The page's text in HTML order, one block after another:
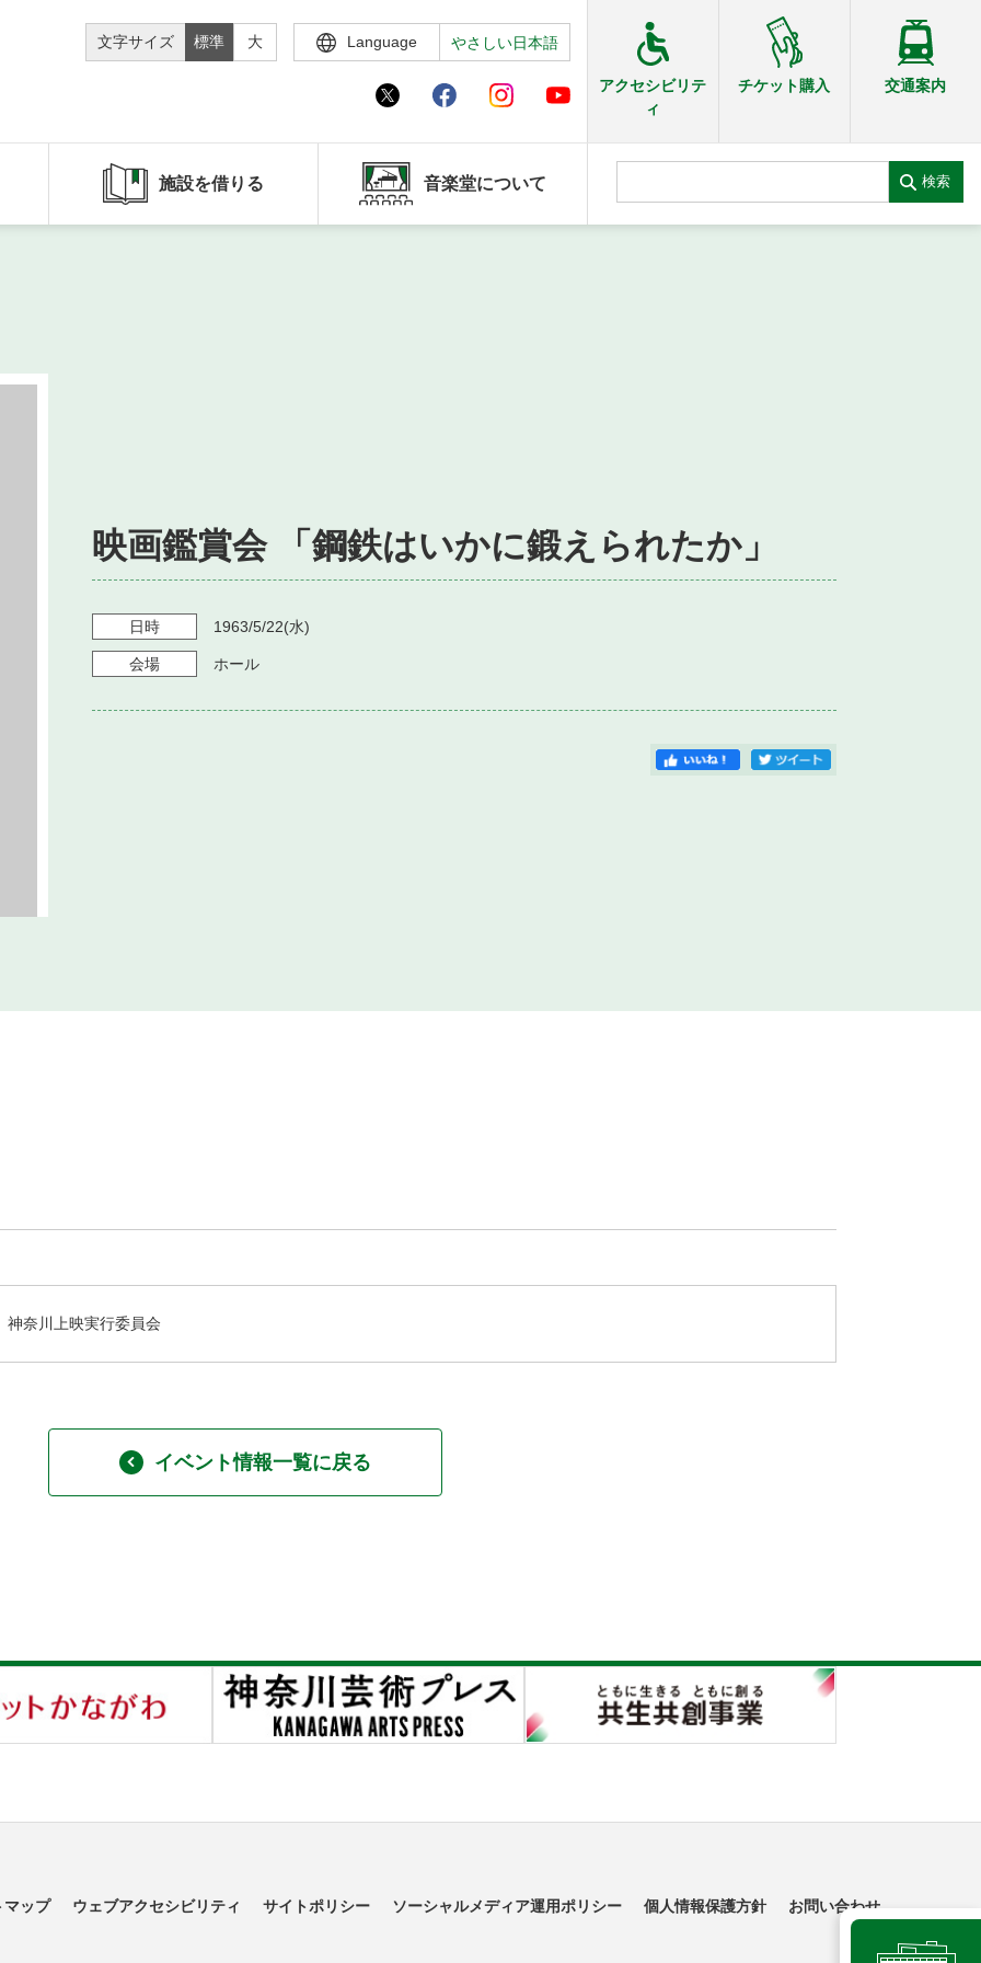
文字サイズ 標準 大 Language やさしい日本語
アクセシビリテ
ィ
チケット購入 交通案内
施設を借りる 音楽堂について 検索
映画鑑賞会 「鋼鉄はいかに鍛えられたか」
日時 1963/5/22(水)
会場 ホール
神奈川上映実行委員会
イベント情報一覧に戻る
マップ ウェブアクセシビリティ サイトポリシー ソーシャルメディア運用ポリシー 個人情報保護方針 お問い合わせ